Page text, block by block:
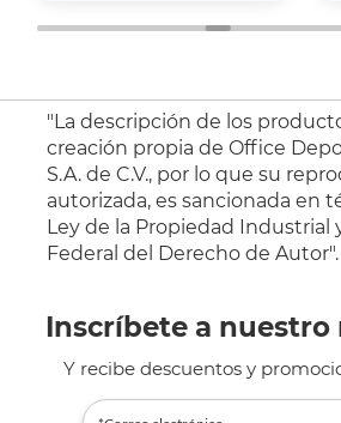
"La descripción de los
creación propia de Office
S.A. de C.V., por lo que su
autorizada, es sancionada en
Ley de la Propiedad Industrial
Federal del Derecho de Autor".
Inscríbete a
Y recibe descuentos y